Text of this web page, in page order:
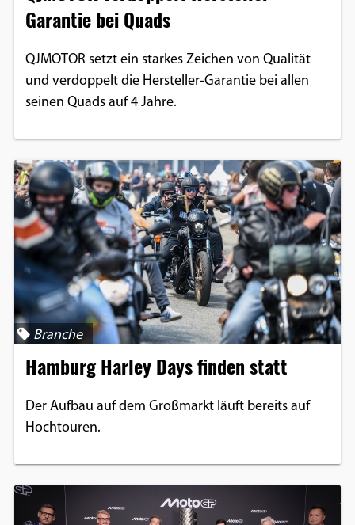
Garantie bei Quads
QJMOTOR setzt ein starkes Zeichen von Qualität
und verdoppelt die Hersteller-Garantie bei allen
seinen Quads auf 4 Jahre.
Branche
Hamburg Harley Days finden statt
Der Aufbau auf dem Großmarkt läuft bereits auf
Hochtouren.